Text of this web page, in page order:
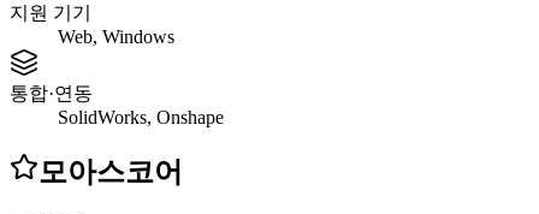
지원 기기
Web, Windows
통합·연동
SolidWorks, Onshape
모아스코어